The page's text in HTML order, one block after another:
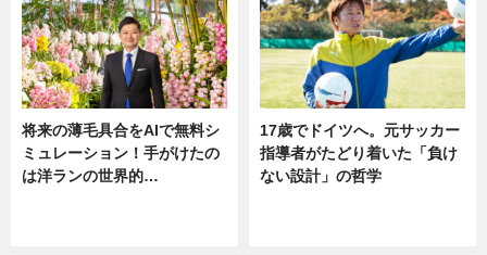
将来の薄毛具合をAIで無料シ
ミュレーション！手がけたの
は洋ランの世界的…
17歳でドイツへ。元サッカー
指導者がたどり着いた「負け
ない設計」の哲学